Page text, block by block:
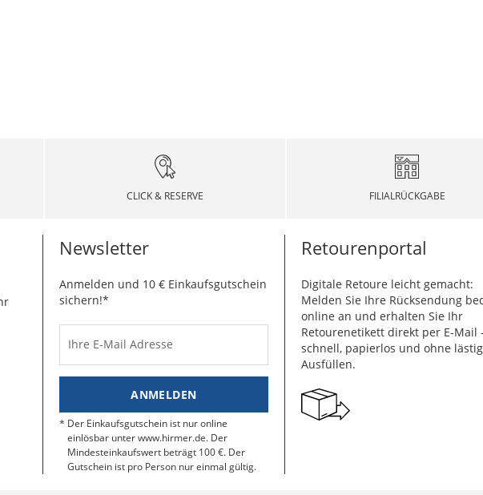
CLICK & RESERVE FILIALRÜCKGABE
Newsletter
Anmelden und 10 € Einkaufsgutschein
sichern!*
Ihre E-Mail Adresse
ANMELDEN
Der Einkaufsgutschein ist nur online
einlösbar unter www.hirmer.de. Der
Mindesteinkaufswert beträgt 100 €. Der
Gutschein ist pro Person nur einmal gültig.
Retourenportal
Digitale Retoure leicht gemacht:
Melden Sie Ihre Rücksendung
online an und erhalten Sie Ihr
Retourenetikett direkt per E-Mail
schnell, papierlos und ohne
Ausfüllen.